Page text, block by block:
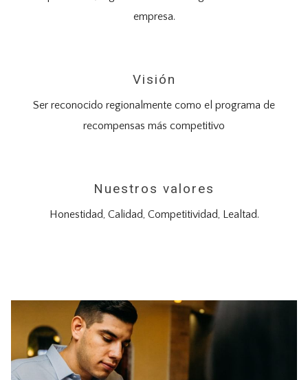
empresa.
Visión
Ser reconocido regionalmente como el programa de
recompensas más competitivo
Nuestros valores
Honestidad, Calidad, Competitividad, Lealtad.